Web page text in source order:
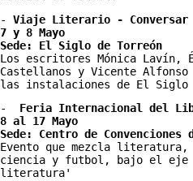
- Viaje Literario - Conversar
7 y 8 Mayo
Sede: El Siglo de Torreón
Los escritores Mónica Lavín,
Castellanos y Vicente
las instalaciones de El Siglo
- Feria Internacional del
8 al 17 Mayo
Sede: Centro de Convenciones
Evento que mezcla
ciencia y futbol, bajo el eje
literatura'